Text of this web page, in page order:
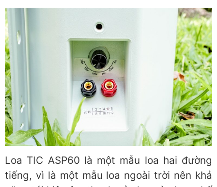
Loa TIC ASP60 là một mẫu loa hai đường
tiếng, vì là một mẫu loa ngoài trời nên khả